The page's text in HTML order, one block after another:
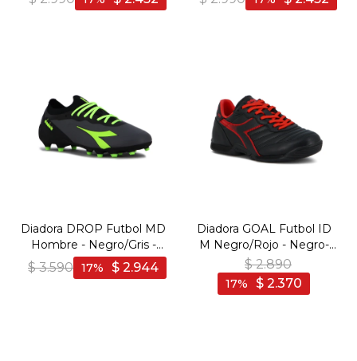
Diadora DROP Futbol MD
Hombre - Negro/Gris -
Negro-Gris
$ 3.590 $ 2.944
17
Diadora GOAL Futbol ID
M Negro/Rojo - Negro-
Rojo
$ 2.890
$ 2.370
17